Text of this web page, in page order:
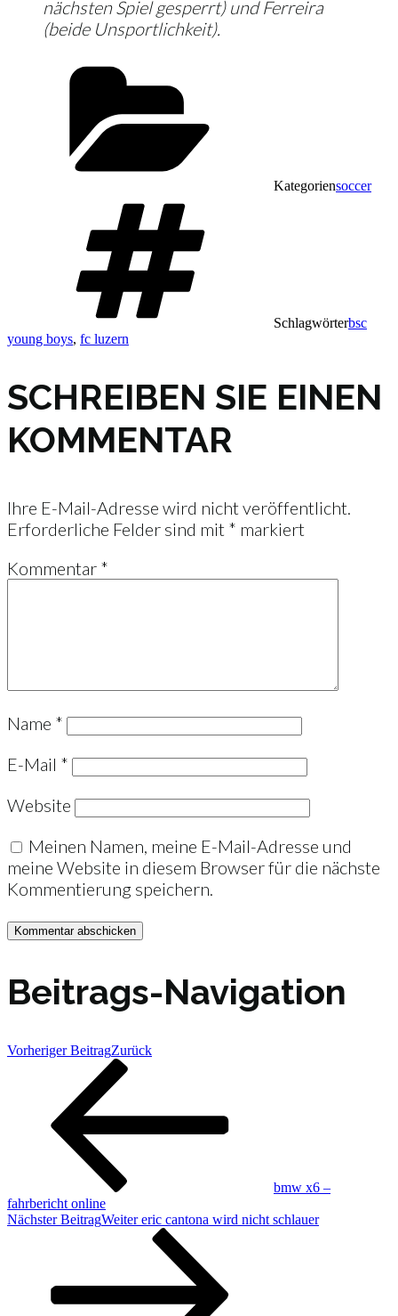
nächsten Spiel gesperrt) und Ferreira
(beide Unsportlichkeit).
Kategoriensoccer
Schlagwörterbsc
young boys, fc luzern
SCHREIBEN SIE EINEN
KOMMENTAR
Ihre E-Mail-Adresse wird nicht veröffentlicht.
Erforderliche Felder sind mit * markiert
Kommentar *
Name *
E-Mail *
Website
Meinen Namen, meine E-Mail-Adresse und
meine Website in diesem Browser für die nächste
Kommentierung speichern.
Beitrags-Navigation
Vorheriger BeitragZurück
bmw x6 –
fahrbericht online
Nächster BeitragWeiter eric cantona wird nicht schlauer